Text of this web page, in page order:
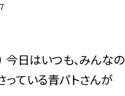
今日はいつも、みんなの
っている青パトさんが